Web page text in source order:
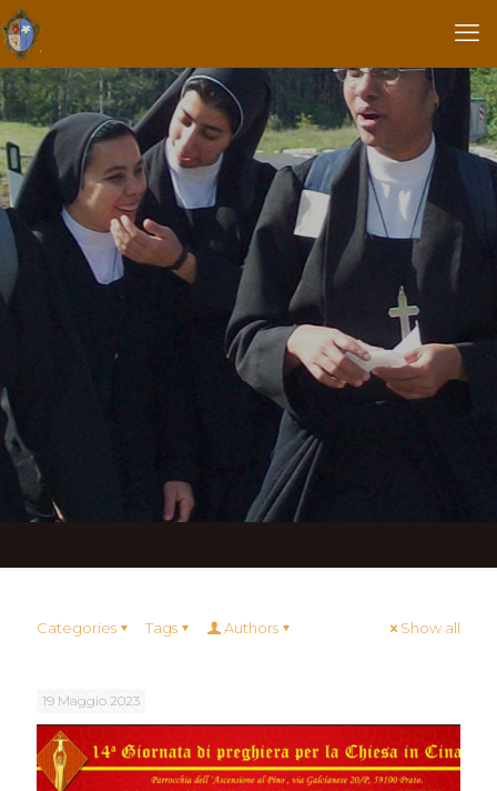
Categories Tags Authors Show all
19 Maggio 2023